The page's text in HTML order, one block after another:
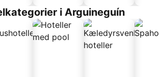
i Arguineguín